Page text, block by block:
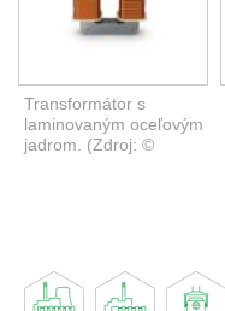
Transformátor s
laminovaným oceľovým
jadrom. (Zdroj: ©